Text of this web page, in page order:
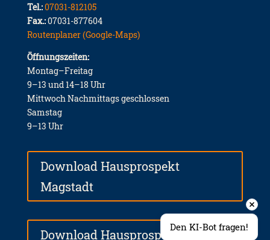
Tel.:07031-812105
Fax.:07031-877604
Routenplaner (Google-Maps)
Öffnungszeiten:
Montag–Freitag
9–13 und 14–18 Uhr
Mittwoch Nachmittags geschlossen
Samstag
9–13 Uhr
Download Hausprospekt
Magstadt
Download Hausprospekt
Den KI-Bot fragen!